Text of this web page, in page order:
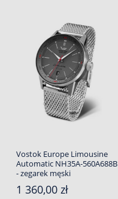
Vostok Europe Limousine
Automatic NH35A-560A688B
- zegarek męski
1 360,00 zł